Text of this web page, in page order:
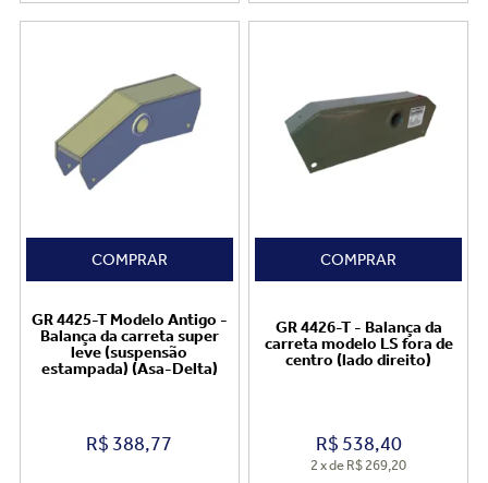
COMPRAR
GR 4425-T Modelo Antigo -
Balança da carreta super
leve (suspensão
estampada) (Asa-Delta)
R$388,77
COMPRAR
GR 4426-T - Balança da
carreta modelo LS fora de
centro (lado direito)
R$ 538,40
2 xde R$ 269,20